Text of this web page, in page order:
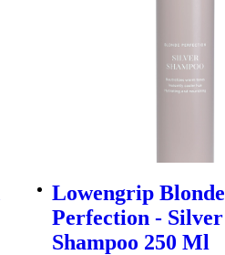
Lowengrip Blonde
Perfection - Silver
Shampoo 250 Ml